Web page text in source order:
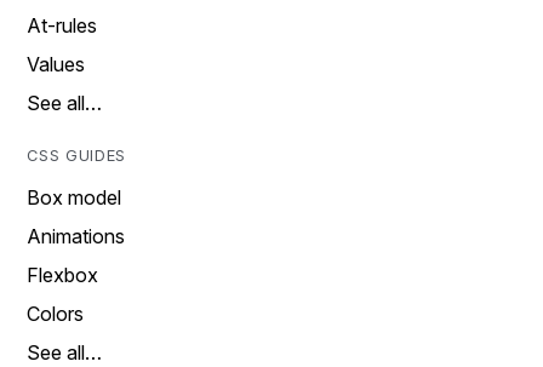
At-rules
Values
See all…
CSS GUIDES
Box model
Animations
Flexbox
Colors
See all…